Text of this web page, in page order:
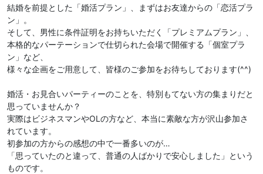
結婚を前提とした「婚活プラン」、まずはお友達からの「恋活プラ
ン」。
そして、男性に条件証明をお持ちいただく「プレミアムプラン」、
本格的なパーテーションで仕切られた会場で開催する「個室プラ
ン」など、
様々な企画をご用意して、皆様のご参加をお待ちしております(^^)
婚活・お見合いパーティーのことを、特別もてない方の集まりだと
思っていませんか？
実際はビジネスマンやOLの方など、本当に素敵な方が沢山参加さ
れています。
初参加の方からの感想の中で一番多いのが…
「思っていたのと違って、普通の人ばかりで安心しました」という
ものです。